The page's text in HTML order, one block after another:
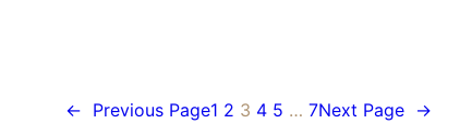
← Previous Page1 2 3 4 5 … 7Next Page →